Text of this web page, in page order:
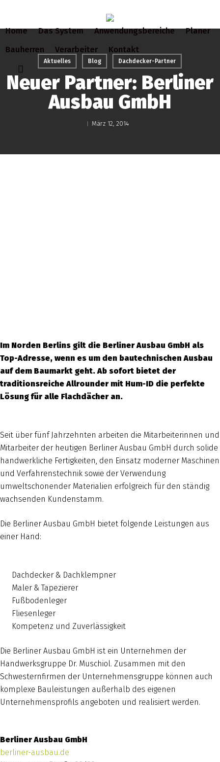
main
content
Home Das System Anwendungsbereiche
Planer
Bauherren
Verarbeiter Kontakt
search
Aktuelles Blog Dachdecker-Partner
Neuer Partner: Berliner
Ausbau GmbH
März 12, 2014
Im Norden Berlins gilt die Berliner Ausbau GmbH als
Top-Adresse, wenn es um den bautechnischen Ausbau
auf dem Baumarkt geht. Ab sofort bietet der
traditionsreiche Allrounder mit Hum-ID die perfekte
Lösung für alle Flachdächer an.
Seit über fünf Jahrzehnten arbeiten die Mitarbeiterinnen und
Mitarbeiter der heutigen Berliner Ausbau GmbH durch solide
handwerkliche Fertigkeiten, den Einsatz moderner Maschinen
und Verfahrenstechnik sowie der Verwendung
umweltschonender Materialien erfolgreich für den ständig
wachsenden Kundenstamm.
Die Berliner Ausbau GmbH bietet folgende Leistungen aus
einer Hand:
Dachdecker & Dachklempner
Maler & Tapezierer
Fußbodenleger
Fliesenleger
Kompetenz und Zuverlässigkeit
Die Berliner Ausbau GmbH ist ein Unternehmen der
Handwerksgruppe Dr. Muschiol. Zusammen mit den
Schwesternfirmen der Unternehmensgruppe können auch
komplexe Bauleistungen außerhalb des eigenen
Unternehmensprofils angeboten und realisiert werden.
Berliner Ausbau GmbH
berliner-ausbau.de